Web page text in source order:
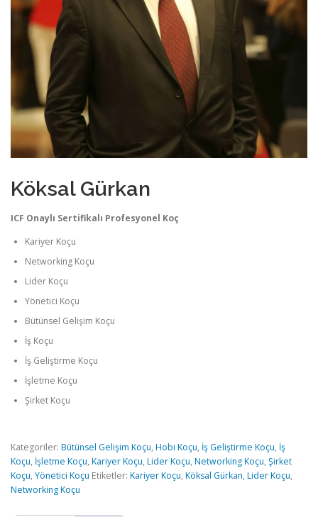
Köksal Gürkan
ICF Onaylı Sertifikalı Profesyonel Koç
Kariyer Koçu
Networking Koçu
Lider Koçu
Yönetici Koçu
Bütünsel Gelişim Koçu
İş Koçu
İş Geliştirme Koçu
İşletme Koçu
Şirket Koçu
Kategoriler: Bütünsel Gelişim Koçu, Hobi Koçu, İş Geliştirme Koçu, İş
Koçu, İşletme Koçu, Kariyer Koçu, Lider Koçu, Networking Koçu, Şirket
Koçu, Yönetici Koçu Etiketler: Kariyer Koçu, Köksal Gürkan, Lider Koçu,
Networking Koçu